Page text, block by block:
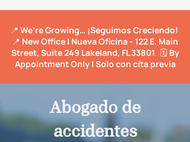
📍 We’re Growing… ¡Seguimos Creciendo!
📍 New Office | Nueva Oficina - 122 E. Main
Street, Suite 249 Lakeland, FL 33801 🗓️ By
Appointment Only | Solo con cita previa
Abogado de
accidentes